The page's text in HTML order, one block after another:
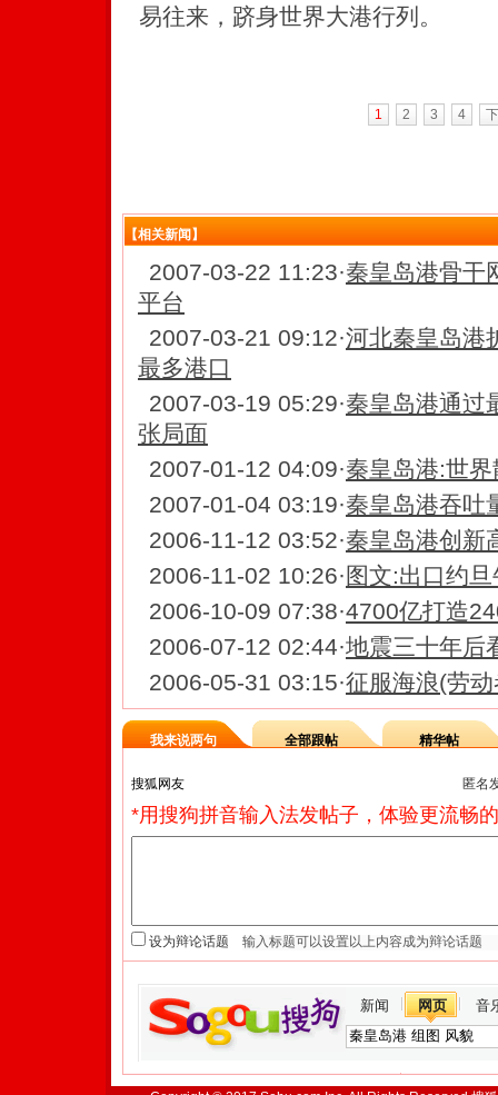
易往来，跻身世界大港行列。
1 2 3 4
【相关新闻】
2007-03-22 11:23·秦皇岛港骨干
平台
2007-03-21 09:12·河北秦皇岛港
最多港口
2007-03-19 05:29·秦皇岛港通过
张局面
2007-01-12 04:09·秦皇岛港:世
2007-01-04 03:19·秦皇岛港吞吐
2006-11-12 03:52·秦皇岛港创新
2006-11-02 10:26· 图文:出口约
2006-10-09 07:38·4700亿打造
2006-07-12 02:44·地震三十年后
2006-05-31 03:15·征服海浪(劳
我来说两句 全部跟帖 精华帖
匿名
*用搜狗拼音输入法发帖子，体验更流畅
设为辩论话题
新闻 网页 音